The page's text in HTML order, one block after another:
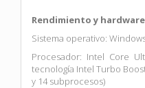
Rendimiento y hardware
Sistema operativo:
Procesador: Intel Core
tecnología Intel Turbo
y 14 subprocesos)